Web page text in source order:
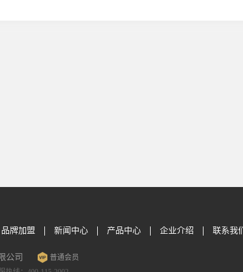
品牌加盟 新闻中心 产品中心 企业介绍 联系我
公司
普通会员